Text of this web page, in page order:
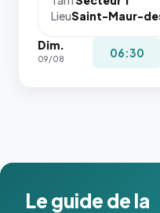
navigateur
pas la
place, et
LieuSaint-Maur-
Dim.
09/08 06:30
Le guide de la